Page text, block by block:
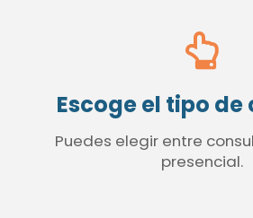
Escoge el tipo
Puedes elegir entre
presencial.